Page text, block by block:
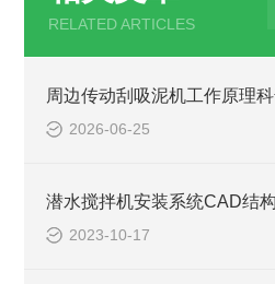
RELATED ARTICLES
周边传动刮吸泥机工作原理
2026-06-25
潜水搅拌机安装系统CAD结
2023-10-17